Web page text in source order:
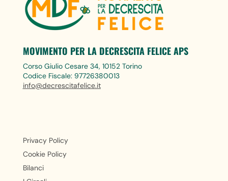
MOVIMENTO PER LA DECRESCITA FELICE APS
Corso Giulio Cesare 34, 10152 Torino
Codice Fiscale: 97726380013
info@decrescitafelice.it
Privacy Policy
Cookie Policy
Bilanci